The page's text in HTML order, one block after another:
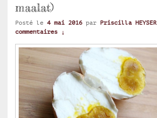
maalat)
Posté le 4 mai 2016 par Priscilla HEYSER
commentaires ↓